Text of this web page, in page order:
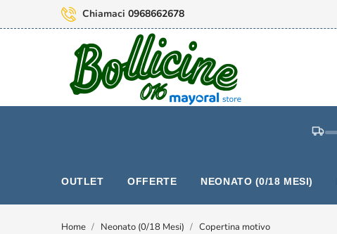
Chiamaci 0968662678
OUTLET OFFERTE NEONATO (0/18 MESI)
Home Neonato (0/18 Mesi) Copertina motivo